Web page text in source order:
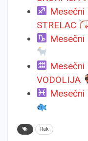
Mesečni
STRELAC
Mesečni
Mesečni
VODOLIJA
Mesečni
Rak